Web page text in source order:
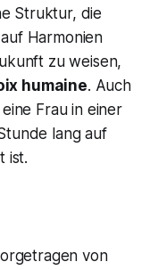
Struktur, die
Harmonien
zu weisen,
humaine. Auch
Frau in einer
lang auf
ist.
von